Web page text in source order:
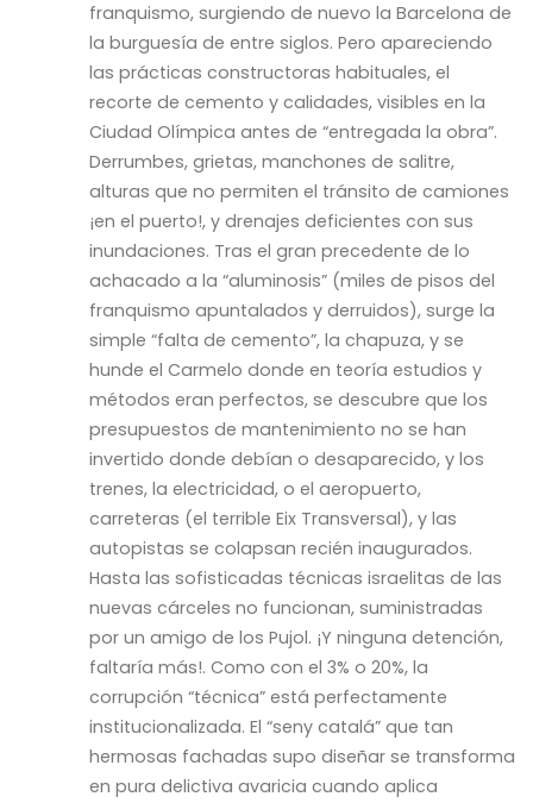
franquismo, surgiendo de nuevo la Barcelona de
la burguesía de entre siglos. Pero apareciendo
las prácticas constructoras habituales, el
recorte de cemento y calidades, visibles en la
Ciudad Olímpica antes de “entregada la obra”.
Derrumbes, grietas, manchones de salitre,
alturas que no permiten el tránsito de camiones
¡en el puerto!, y drenajes deficientes con sus
inundaciones. Tras el gran precedente de lo
achacado a la “aluminosis” (miles de pisos del
franquismo apuntalados y derruidos), surge la
simple “falta de cemento”, la chapuza, y se
hunde el Carmelo donde en teoría estudios y
métodos eran perfectos, se descubre que los
presupuestos de mantenimiento no se han
invertido donde debían o desaparecido, y los
trenes, la electricidad, o el aeropuerto,
carreteras (el terrible Eix Transversal), y las
autopistas se colapsan recién inaugurados.
Hasta las sofisticadas técnicas israelitas de las
nuevas cárceles no funcionan, suministradas
por un amigo de los Pujol. ¡Y ninguna detención,
faltaría más!. Como con el 3% o 20%, la
corrupción “técnica” está perfectamente
institucionalizada. El “seny catalá” que tan
hermosas fachadas supo diseñar se transforma
en pura delictiva avaricia cuando aplica